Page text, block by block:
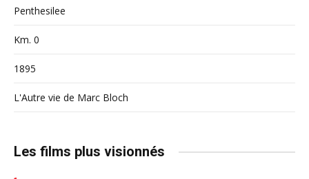
Penthesilee
Km. 0
1895
L'Autre vie de Marc Bloch
Les films plus visionnés